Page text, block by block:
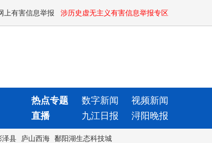
上有害信息举报 涉历史虚无主义有害信息举报专区
热点专题 数字新闻
视频新闻
直播 九江日报 浔阳晚报
泽县 庐山西海 鄱阳湖生态科技城